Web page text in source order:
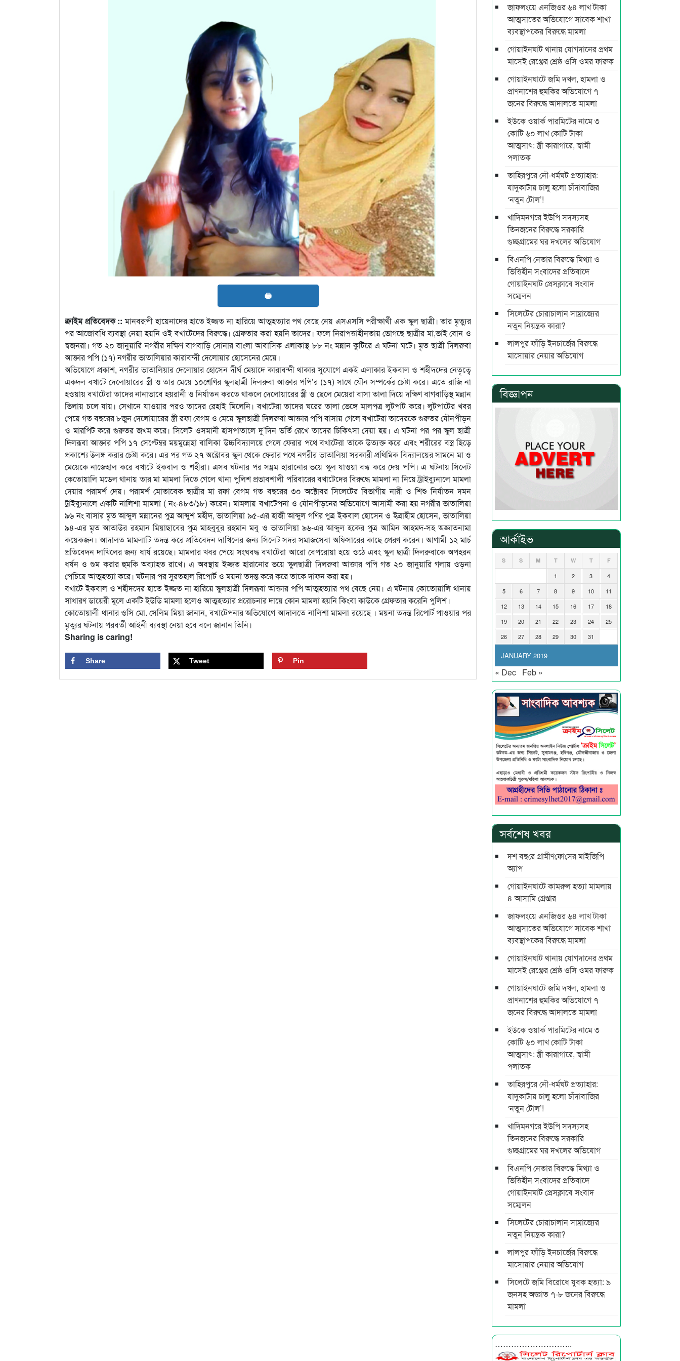
🖶
ক্রাইম প্রতিবেদক :: মানবরূপী হায়েনাদের হাতে ইজ্জত না হারিয়ে আত্মহত্যার পথ বেছে নেয় এসএসসি পরীক্ষার্থী এক স্কুল ছাত্রী। তার মৃত্যুর
পর আজোবধি ব্যবস্থা নেয়া হয়নি ওই বখাটেদের বিরুদ্ধে। গ্রেফতার করা হয়নি তাদের। ফলে নিরাপত্তাহীনতায় ভোগছে ছাত্রীর মা,ভাই বোন ও
স্বজনরা। গত ২০ জানুয়ারি নগরীর দক্ষিণ বাগবাড়ি সোনার বাংলা আবাসিক এলাকাস্থ ৮৮ নং মন্নান কুটিরে এ ঘটনা ঘটে। মৃত ছাত্রী দিলরুবা
আক্তার পপি (১৭) নগরীর ভাতালিয়ার কারাবন্দী দেলোয়ার হোসেনের মেয়ে।
অভিযোগে প্রকাশ, নগরীর ভাতালিয়ার দেলোয়ার হোসেন দীর্ঘ মেয়াদে কারাবন্দী থাকার সুযোগে একই এলাকার ইকবাল ও শহীদদের নেতৃত্বে
একদল বখাটে দেলোয়ারের স্ত্রী ও তার মেয়ে ১০শ্রেণির স্কুলছাত্রী দিলরুবা আক্তার পপি’র (১৭) সাথে যৌন সম্পর্কের চেষ্টা করে। এতে রাজি না
হওয়ায় বখাটেরা তাদের নানাভাবে হয়রানী ও নির্যাতন করতে থাকলে দেলোয়ারের স্ত্রী ও ছেলে মেয়েরা বাসা তালা দিয়ে দক্ষিণ বাগবাড়িস্থ মন্নান
ভিলায় চলে যায়। সেখানে যাওয়ার পরও তাদের রেহাই মিলেনি। বখাটেরা তাদের ঘরের তালা ভেঙ্গে মালপত্র লুটপাট করে। লুটপাটের খবর
পেয়ে গত বছরের ৮জুন দেলোয়ারের স্ত্রী রফা বেগম ও মেয়ে স্কুলছাত্রী দিলরুবা আক্তার পপি বাসায় গেলে বখাটেরা তাদেরকে গুরুতর যৌনপীড়ন
ও মারপিট করে গুরুতর জখম করে। সিলেট ওসমানী হাসপাতালে দু’দিন ভর্তি রেখে তাদের চিকিৎসা দেয়া হয়। এ ঘটনা পর পর স্কুল ছাত্রী
দিলরূবা আক্তার পপি ১৭ সেপ্টেম্বর ময়মুন্নেছা বালিকা উচ্চবিদ্যালয়ে গেলে ফেরার পথে বখাটেরা তাকে উত্যক্ত করে এবং শরীরের বস্ত্র ছিড়ে
প্রকাশ্যে উলঙ্গ করার চেষ্টা করে। এর পর গত ২৭ অক্টোবর স্কুল থেকে ফেরার পথে নগরীর ভাতালিয়া সরকারী প্রথিমিক বিদ্যালয়ের সামনে মা ও
মেয়েকে নাজেহাল করে বখাটে ইকবাল ও শহীরা। এসব ঘটনার পর সম্ভ্রম হারানোর ভয়ে স্কুল যাওয়া বন্ধ করে দেয় পপি। এ ঘটনায় সিলেট
কেতোয়ালি মডেল থানায় তার মা মামলা দিতে গেলে থানা পুলিশ প্রভাবশালী পরিবারের বখাটেদের বিরুদ্ধে মামলা না নিয়ে ট্রাইব্যুনালে মামলা
দেয়ার পরামর্শ দেয়। পরামর্শ মোতাবেক ছাত্রীর মা রফা বেগম গত বছরের ৩০ অক্টোবর সিলেটের বিভাগীয় নারী ও শিশু নির্যাতন দমন
ট্রাইব্যুনালে একটি নালিশা মামলা ( নং-৪৮৩/১৮) করেন। মামলায় বখাটেপনা ও যৌনপীড়নের অভিযোগে আসামী করা হয় নগরীর ভাতালিয়া
৯৬ নং বাসার মৃত আব্দুল মন্নানের পুত্র আব্দুশ মহীদ, ভাতালিয়া ৯৫-এর হাজী আব্দুল গণির পুত্র ইকবাল হোসেন ও ইব্রাহীম হোসেন, ভাতালিয়া
৯৪-এর মৃত আতাউর রহমান মিয়াছাবের পুত্র মাহবুবুর রহমান মবু ও ভাতালিয়া ৯৬-এর আব্দুল হকের পুত্র আমিন আহমদ-সহ অজ্ঞাতনামা
কয়েকজন। আদালত মামলাটি তদন্ত করে প্রতিবেদন দাখিলের জন্য সিলেট সদর সমাজসেবা অফিসারের কাছে প্রেরণ করেন। আগামী ১২ মার্চ
প্রতিবেদন দাখিলের জন্য ধার্য রয়েছে। মামলার খবর পেয়ে সংঘবদ্ধ বখাটেরা আরো বেপরোয়া হয়ে ওঠে এবং স্কুল ছাত্রী দিলরুবাকে অপহরন
ধর্ষন ও গুম করার হুমকি অব্যাহত রাখে। এ অবস্থায় ইজ্জত হারানোর ভয়ে স্কুলছাত্রী দিলরুবা আক্তার পপি গত ২০ জানুয়ারি গলায় ওড়না
পেচিয়ে আত্মহত্যা করে। ঘটনার পর সুরতহাল রিপোর্ট ও ময়না তদন্ত করে করে তাকে দাফন করা হয়।
বখাটে ইকবাল ও শহীদদের হাতে ইজ্জত না হারিয়ে স্কুলছাত্রী দিলরূবা আক্তার পপি আত্মহত্যার পথ বেছে নেয়। এ ঘটনায় কোতোয়ালি থানায়
সাধারণ ডায়েরী মূলে একটি ইউডি মামলা হলেও আত্মহত্যার প্ররোচনার দায়ে কোন মামলা হয়নি কিংবা কাউকে গ্রেফতার করেনি পুলিশ।
কোতোয়ালী থানার ওসি মো. সেলিম মিয়া জানান, বখাটেপনার অভিযোগে আদালতে নালিশা মামলা রয়েছে । ময়না তদন্ত রিপোর্ট পাওয়ার পর
মৃত্যুর ঘটনায় পরবর্তী আইনী ব্যবস্থা নেয়া হবে বলে জানান তিনি।
Sharing is caring!
Share Tweet Pin
জাফলংয়ে এনজিওর ৬৪ লাখ টাকা
আত্মসাতের অভিযোগে সাবেক শাখা
ব্যবস্থাপকের বিরুদ্ধে মামলা
গোয়াইনঘাট থানায় যোগদানের প্রথম
মাসেই রেঞ্জের শ্রেষ্ঠ ওসি ওমর ফারুক
গোয়াইনঘাটে জমি দখল, হামলা ও
প্রাণনাশের হুমকির অভিযোগে ৭
জনের বিরুদ্ধে আদালতে মামলা
ইউকে ওয়ার্ক পারমিটের নামে ৩
কোটি ৬০ লাখ কোটি টাকা
আত্মসাৎ: স্ত্রী কারাগারে, স্বামী
পলাতক
তাহিরপুরে নৌ-ধর্মঘট প্রত্যাহার:
যাদুকাটায় চালু হলো চাঁদাবাজির
‘নতুন টোল’!
খাদিমনগরে ইউপি সদস্যসহ
তিনজনের বিরুদ্ধে সরকারি
গুচ্ছগ্রামের ঘর দখলের অভিযোগ
বিএনপি নেতার বিরুদ্ধে মিথ্যা ও
ভিত্তিহীন সংবাদের প্রতিবাদে
গোয়াইনঘাট প্রেসক্লাবে সংবাদ
সম্মেলন
সিলেটের চোরাচালান সাম্রাজ্যের
নতুন নিয়ন্ত্রক কারা?
লালপুর ফাঁড়ি ইনচার্জের বিরুদ্ধে
মাসোয়ার নেয়ার অভিযোগ
বিজ্ঞাপন
আর্কাইভ
JANUARY 2019
S S M T W T F
1 2 3
4
5
6 7 8 9 10
11
12
13 14 15 16 17
18
19
20 21 22 23 24
25
26
27 28 29 30 31
« Dec Feb »
সর্বশেষ খবর
দশ বছ‌রে গ্রামীণ‌ফো‌সের মাইজিপি
অ্যাপ
গোয়াইনঘাটে কামরুল হত্যা মামলায়
৪ আসামি গ্রেপ্তার
জাফলংয়ে এনজিওর ৬৪ লাখ টাকা
আত্মসাতের অভিযোগে সাবেক শাখা
ব্যবস্থাপকের বিরুদ্ধে মামলা
গোয়াইনঘাট থানায় যোগদানের প্রথম
মাসেই রেঞ্জের শ্রেষ্ঠ ওসি ওমর ফারুক
গোয়াইনঘাটে জমি দখল, হামলা ও
প্রাণনাশের হুমকির অভিযোগে ৭
জনের বিরুদ্ধে আদালতে মামলা
ইউকে ওয়ার্ক পারমিটের নামে ৩
কোটি ৬০ লাখ কোটি টাকা
আত্মসাৎ: স্ত্রী কারাগারে, স্বামী
পলাতক
তাহিরপুরে নৌ-ধর্মঘট প্রত্যাহার:
যাদুকাটায় চালু হলো চাঁদাবাজির
‘নতুন টোল’!
খাদিমনগরে ইউপি সদস্যসহ
তিনজনের বিরুদ্ধে সরকারি
গুচ্ছগ্রামের ঘর দখলের অভিযোগ
বিএনপি নেতার বিরুদ্ধে মিথ্যা ও
ভিত্তিহীন সংবাদের প্রতিবাদে
গোয়াইনঘাট প্রেসক্লাবে সংবাদ
সম্মেলন
সিলেটের চোরাচালান সাম্রাজ্যের
নতুন নিয়ন্ত্রক কারা?
লালপুর ফাঁড়ি ইনচার্জের বিরুদ্ধে
মাসোয়ার নেয়ার অভিযোগ
সিলেটে জমি বিরোধে যুবক হত্যা: ৯
জনসহ অজ্ঞাত ৭-৮ জনের বিরুদ্ধে
মামলা
………………………..